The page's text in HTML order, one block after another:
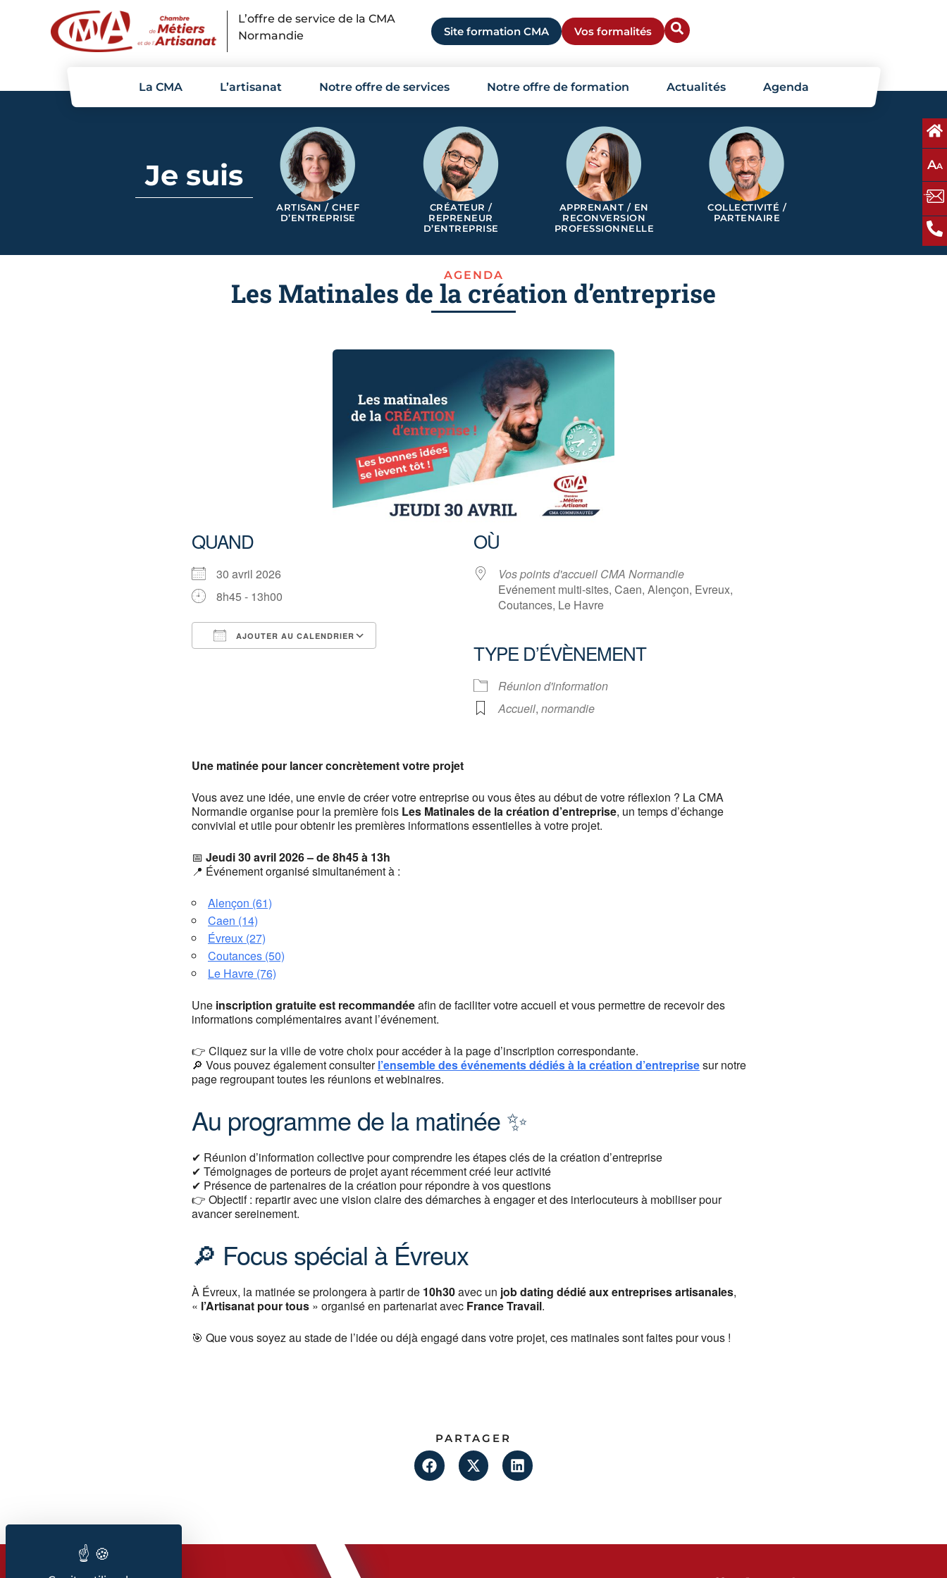
L’offre de service de la CMA
Normandie
Site formation CMA Vos formalités
La CMA L’artisanat Notre offre de services Notre offre de formation Actualités Agenda
AA
Je suis
ARTISAN / CHEF
D’ENTREPRISE
CRÉATEUR /
REPRENEUR
D’ENTREPRISE
APPRENANT / EN
RECONVERSION
PROFESSIONNELLE
COLLECTIVITÉ /
PARTENAIRE
AGENDA
Les Matinales de la création d’entreprise
QUAND
30 avril 2026
8h45 - 13h00
AJOUTER AU CALENDRIER
Calendrier Google iCalendar
OÙ
Vos points d'accueil CMA Normandie
Evénement multi-sites, Caen, Alençon, Evreux,
Coutances, Le Havre
TYPE D’ÉVÈNEMENT
Réunion d'information
Accueil, normandie
Une matinée pour lancer concrètement votre projet
Vous avez une idée, une envie de créer votre entreprise ou vous êtes au début de votre réflexion ? La CMA
Normandie organise pour la première fois Les Matinales de la création d’entreprise, un temps d’échange
convivial et utile pour obtenir les premières informations essentielles à votre projet.
📅 Jeudi 30 avril 2026 – de 8h45 à 13h
📍 Événement organisé simultanément à :
Alençon (61)
Caen (14)
Évreux (27)
Coutances (50)
Le Havre (76)
Une inscription gratuite est recommandéeafin de faciliter votre accueil et vous permettre de recevoir des
informations complémentaires avant l’événement.
👉 Cliquez sur la ville de votre choix pour accéder à la page d’inscription correspondante.
🔎 Vous pouvez également consulterl’ensemble des événements dédiés à la création d’entreprisesur notre
page regroupant toutes les réunions et webinaires.
Au programme de la matinée ✨
✔ Réunion d’information collective pour comprendre les étapes clés de la création d’entreprise
✔ Témoignages de porteurs de projet ayant récemment créé leur activité
✔ Présence de partenaires de la création pour répondre à vos questions
👉 Objectif : repartir avec une vision claire des démarches à engager et des interlocuteurs à mobiliser pour
avancer sereinement.
🔎 Focus spécial à Évreux
À Évreux, la matinée se prolongera à partir de 10h30avec un job dating dédié aux entreprises artisanales,
« l’Artisanat pour tous » organisé en partenariat avec France Travail.
🎯 Que vous soyez au stade de l’idée ou déjà engagé dans votre projet, ces matinales sont faites pour vous !
PARTAGER
Panneau de gestion des cookies